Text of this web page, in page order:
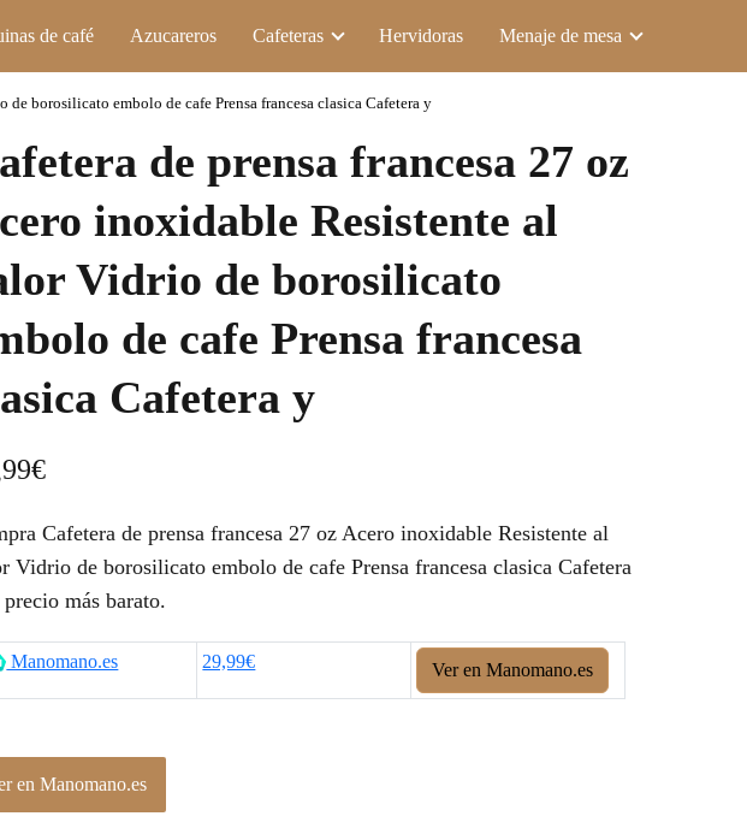
de café Azucareros Cafeteras Hervidoras Menaje de mesa
borosilicato embolo de cafe Prensa francesa clasica Cafetera y
de prensa francesa 27 oz
inoxidable Resistente al
Vidrio de borosilicato
de cafe Prensa francesa
Cafetera y
€
Cafetera de prensa francesa 27 oz Acero inoxidable Resistente al
Vidrio de borosilicato embolo de cafe Prensa francesa clasica Cafetera
más barato.
Manomano.es 29,99€ Ver en Manomano.es
en Manomano.es